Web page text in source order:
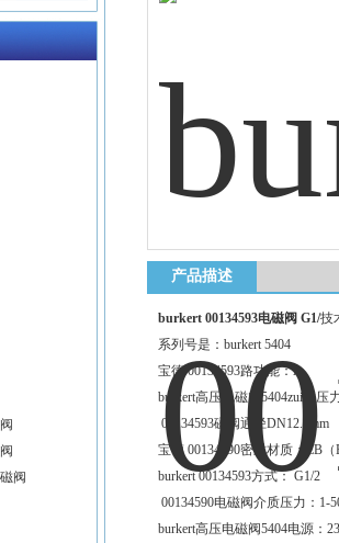
产品描述
burkert 00134593电磁阀 G1/技
系列号是：burkert 5404
宝德 00134593路功能：A
burkert高压电磁阀5404zui大压
00134593磁阀通径DN12.0mm
宝德 00134590密封材质：EB
burkert 00134593方式： G1/2
00134590电磁阀介质压力：1-
burkert高压电磁阀5404电源：
阀